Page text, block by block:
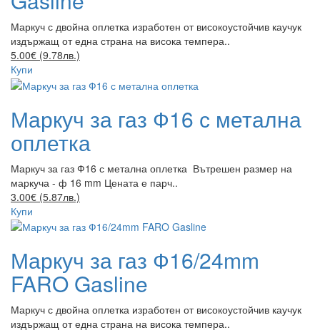
Маркуч с двойна оплетка изработен от високоустойчив каучук
издържащ от една страна на висока темпера..
5.00€ (9.78лв.)
Купи
Маркуч за газ Ф16 с метална
оплетка
Маркуч за газ Ф16 с метална оплетка Вътрешен размер на
маркуча - ф 16 mm Цената е парч..
3.00€ (5.87лв.)
Купи
Маркуч за газ Ф16/24mm
FARO Gasline
Маркуч с двойна оплетка изработен от високоустойчив каучук
издържащ от една страна на висока темпера..